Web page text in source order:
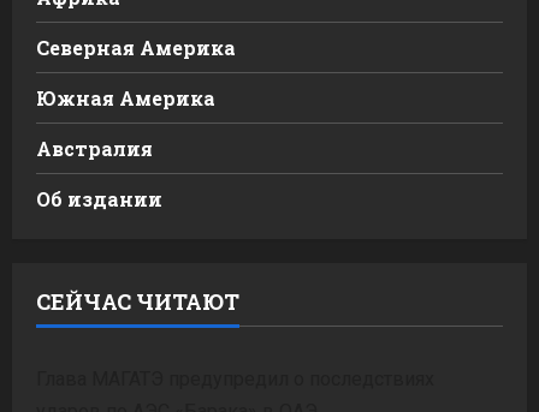
Северная Америка
Южная Америка
Австралия
Об издании
СЕЙЧАС ЧИТАЮТ